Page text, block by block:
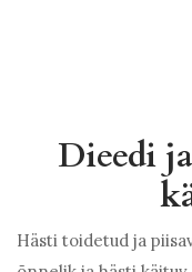
Dieedi
Hästi toidetud ja